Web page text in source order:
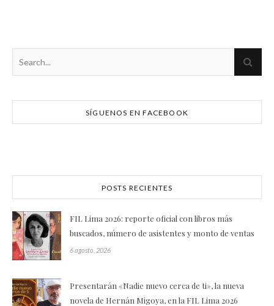
SÍGUENOS EN FACEBOOK
POSTS RECIENTES
FIL Lima 2026: reporte oficial con libros más
buscados, número de asistentes y monto de ventas
6 agosto, 2026
Presentarán «Nadie nuevo cerca de ti», la nueva
novela de Hernán Migoya, en la FIL Lima 2026